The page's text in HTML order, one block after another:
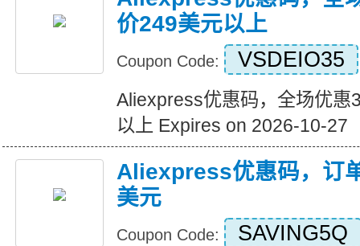
价249美元以上
Coupon Code: VSDEIO35
Aliexpress优惠码，全场优惠
以上 Expires on 2026-10-27
Aliexpress优惠码，订
美元
Coupon Code: SAVING5Q